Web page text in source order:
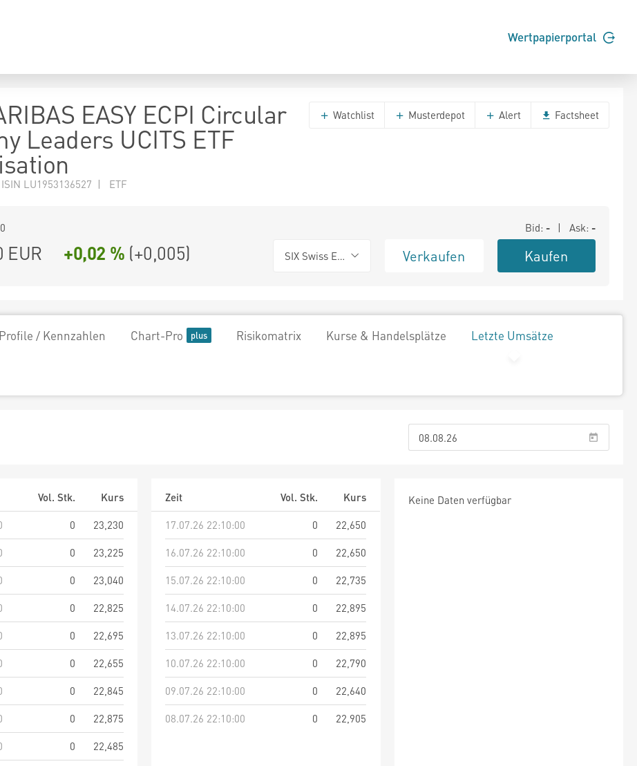
Wertpapierportal
EASY ECPI Circular
Leaders UCITS ETF
LU1953136527 | ETF
Watchlist Musterdepot Alert Factsheet
Bid: - | Ask: -
EUR +0,02 % (+0,005) SIX Swiss Exchange Verkaufen Kaufen
Profile / Kennzahlen Chart-Pro Risikomatrix Kurse & Handelsplätze Letzte Umsätze
Vol. Stk.
Kurs
0
23,230
0
23,225
0
23,040
0
22,825
0
22,695
0
22,655
0
22,845
0
22,875
0
22,485
Zeit Vol. Stk.
Kurs
17.07.26 22:10:00
0
22,650
16.07.26 22:10:00
0
22,650
15.07.26 22:10:00
0
22,735
14.07.26 22:10:00
0
22,895
13.07.26 22:10:00
0
22,895
10.07.26 22:10:00
0
22,790
09.07.26 22:10:00
0
22,640
08.07.26 22:10:00
0 22,905
Keine Daten verfügbar